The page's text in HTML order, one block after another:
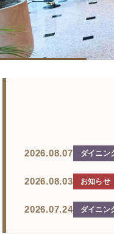
2026.08.07 ダイニン
2026.08.03 お知らせ
2026.07.24 ダイニン